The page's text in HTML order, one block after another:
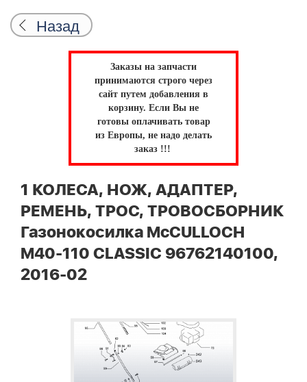
Назад
Заказы на запчасти
принимаются строго через
сайт путем добавления в
корзину. Если Вы не
готовы оплачивать товар
из Европы, не надо делать
заказ !!!
1 КОЛЕСА, НОЖ, АДАПТЕР,
РЕМЕНЬ, ТРОС, ТРОВОСБОРНИК
Газонокосилка McCULLOCH
M40-110 CLASSIC 96762140100,
2016-02